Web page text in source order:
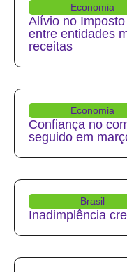
Economia
Alívio no
entre entidades
receitas
Economia
Confiança no
seguido em
Brasil
Inadimplência